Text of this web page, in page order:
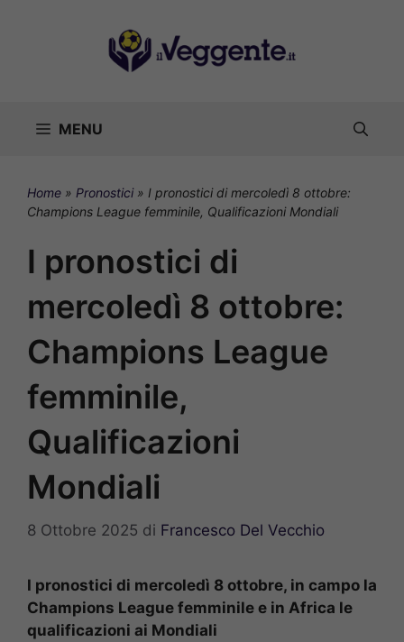
MENU
Home » Pronostici» I pronostici di mercoledì 8 ottobre:
Champions League femminile, Qualificazioni Mondiali
I pronostici di
mercoledì 8 ottobre:
Champions League
femminile,
Qualificazioni
Mondiali
8 Ottobre 2025 di Francesco Del Vecchio
I pronostici di mercoledì 8 ottobre, in campo la
Champions League femminile e in Africa le
qualificazioni ai Mondiali